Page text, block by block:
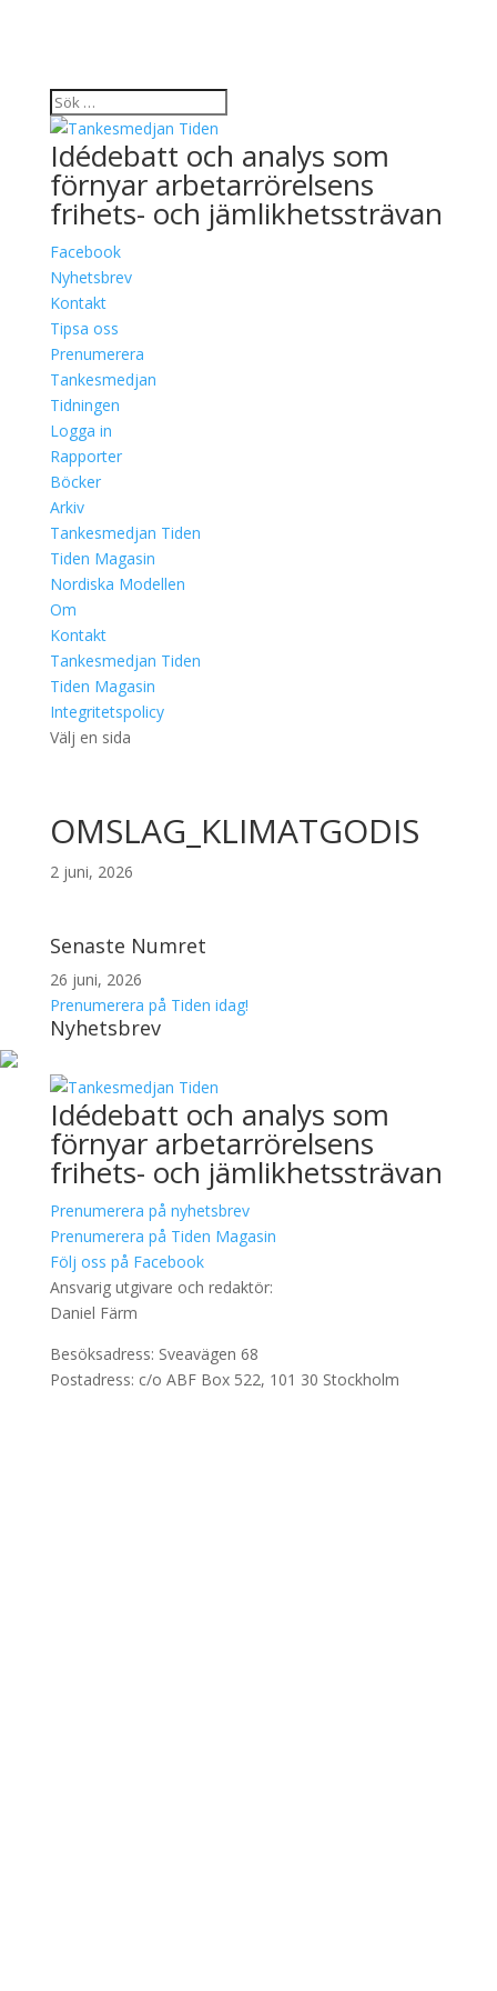
Idédebatt och analys som
förnyar arbetarrörelsens
frihets- och jämlikhetssträvan
Facebook
Nyhetsbrev
Kontakt
Tipsa oss
Prenumerera
Tankesmedjan
Tidningen
Logga in
Rapporter
Böcker
Arkiv
Tankesmedjan Tiden
Tiden Magasin
Nordiska Modellen
Om
Kontakt
Tankesmedjan Tiden
Tiden Magasin
Integritetspolicy
Välj en sida
OMSLAG_KLIMATGODIS
2 juni, 2026
Senaste Numret
26 juni, 2026
Prenumerera på Tiden idag!
Nyhetsbrev
Idédebatt och analys som
förnyar arbetarrörelsens
frihets- och jämlikhetssträvan
Prenumerera på nyhetsbrev
Prenumerera på Tiden Magasin
Följ oss på Facebook
Ansvarig utgivare och redaktör:
Daniel Färm
Besöksadress: Sveavägen 68
Postadress: c/o ABF Box 522, 101 30 Stockholm